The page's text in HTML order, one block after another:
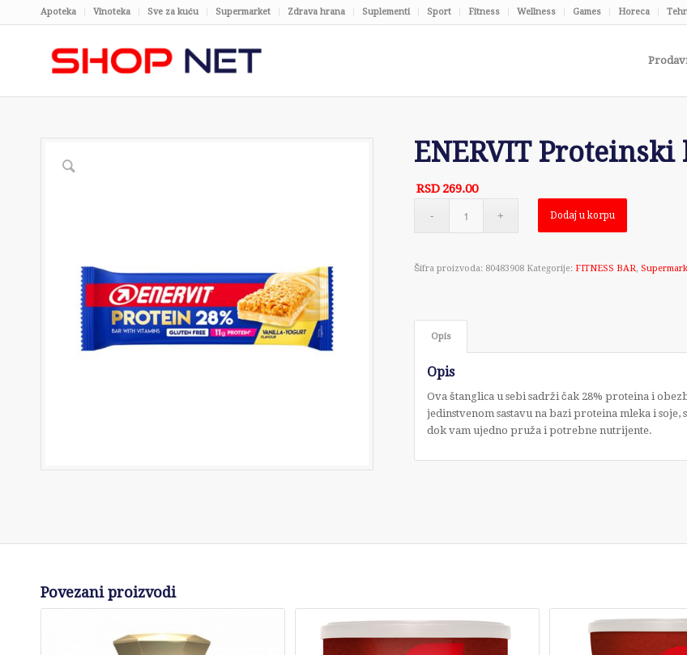
Apoteka Vinoteka Sve za kuću Supermarket Zdrava hrana Suplementi Sport Fitness Wellness Games Horeca
ENERVIT
RSD 269.00
Dodaj u korpu
Šifra proizvoda: 80483908 Kategorije: FITNESS BAR,
Opis
Opis
Ova štanglica u sebi sadrži čak 28% proteina i
jedinstvenom sastavu na bazi proteina mleka i
dok vam ujedno pruža i potrebne nutrijente.
Povezani proizvodi